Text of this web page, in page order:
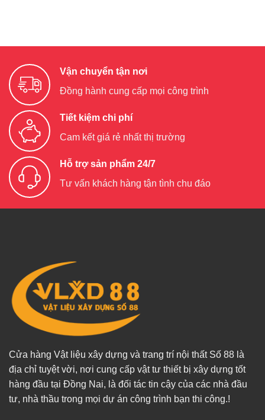
Vận chuyển tận nơi
Đồng hành cung cấp mọi công trình
Tiết kiệm chi phí
Cam kết giá rẻ nhất thị trường
Hỗ trợ sản phẩm 24/7
Tư vấn khách hàng tận tình chu đáo
Cửa hàng Vật liệu xây dựng và trang trí nội thất Số 88 là
địa chỉ tuyệt vời, nơi cung cấp vật tư thiết bị xây dựng tốt
hàng đầu tại Đồng Nai, là đối tác tin cậy của các nhà đầu
tư, nhà thầu trong mọi dự án công trình bạn thi công.!